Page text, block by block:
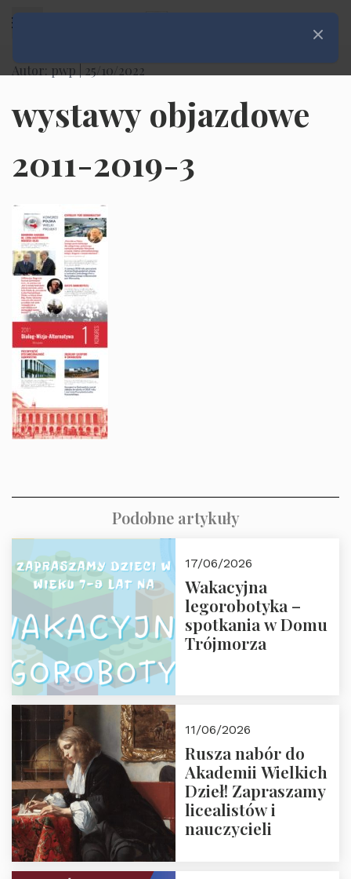
Autor: pwp | 25/10/2022
wystawy objazdowe
2011-2019-3
Podobne artykuły
17/06/2026
Wakacyjna
legorobotyka –
spotkania w Domu
Trójmorza
11/06/2026
Rusza nabór do
Akademii Wielkich
Dzieł! Zapraszamy
licealistów i
nauczycieli
Zamknij